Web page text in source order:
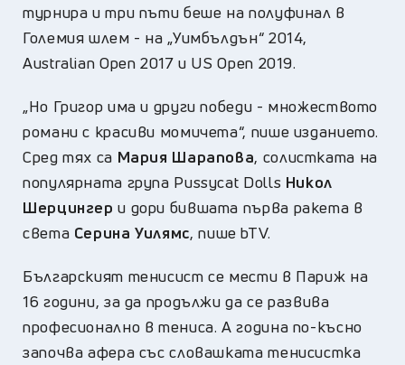
турнира и три пъти беше на полуфинал в
Големия шлем - на „Уимбълдън“ 2014,
Australian Open 2017 и US Open 2019.
„Но Григор има и други победи - множеството
романи с красиви момичета“, пише изданието.
Сред тях са Мария Шарапова, солистката на
популярната група Pussycat Dolls Никол
Шерцингер и дори бившата първа ракета в
света Серина Уилямс, пише bTV.
Българският тенисист се мести в Париж на
16 години, за да продължи да се развива
професионално в тениса. А година по-късно
започва афера със словашката тенисистка